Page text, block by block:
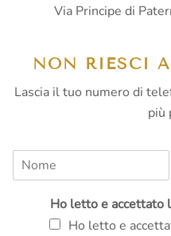
Via Principe di
NON RIESCI
Lascia il tuo numero di
più
Ho letto e accettato
Ho letto e